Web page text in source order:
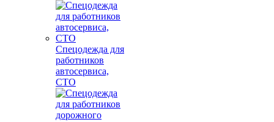
Спецодежда для
работников
автосервиса,
СТО